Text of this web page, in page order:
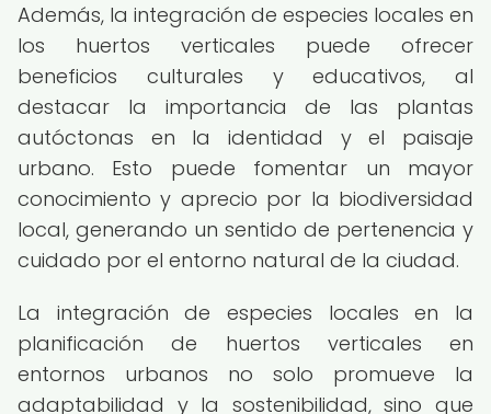
Además, la integración de especies locales en
los huertos verticales puede ofrecer
beneficios culturales y educativos, al
destacar la importancia de las plantas
autóctonas en la identidad y el paisaje
urbano. Esto puede fomentar un mayor
conocimiento y aprecio por la biodiversidad
local, generando un sentido de pertenencia y
cuidado por el entorno natural de la ciudad.
La integración de especies locales en la
planificación de huertos verticales en
entornos urbanos no solo promueve la
adaptabilidad y la sostenibilidad, sino que